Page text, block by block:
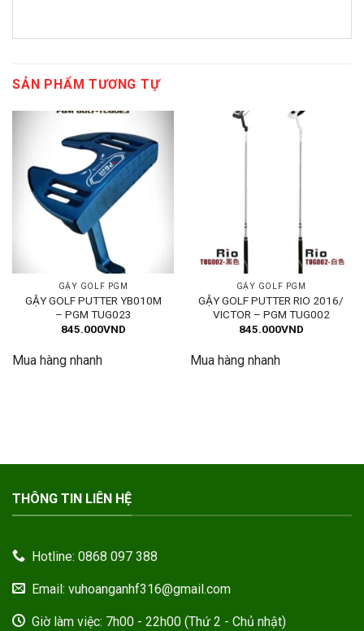
SẢN PHẨM TƯƠNG TỰ
GẬY GOLF PGM
GẬY GOLF PUTTER YB010M
– PGM TUG023
845.000VND
Mua hàng nhanh
GẬY GOLF PGM
GẬY GOLF PUTTER RIO 2016/
VICTOR – PGM TUG002
845.000VND
Mua hàng nhanh
THÔNG TIN LIÊN HỆ
Hotline: 0868 097 388
Email: vuhoanganhf316@gmail.com
Giờ làm việc: 7h00 - 22h00 (Thứ 2 - Chủ nhật)